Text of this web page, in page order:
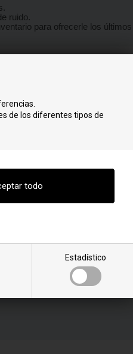
de los diferentes tipos de
Estadístico
ruido.
para ofrecerle los
10